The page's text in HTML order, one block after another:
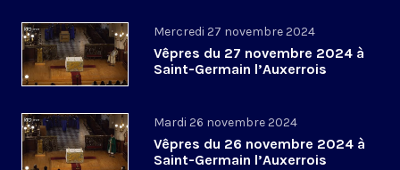
Mercredi 27 novembre 2024
Vêpres du 27 novembre 2024 à
Saint-Germain l’Auxerrois
Mardi 26 novembre 2024
Vêpres du 26 novembre 2024 à
Saint-Germain l’Auxerrois